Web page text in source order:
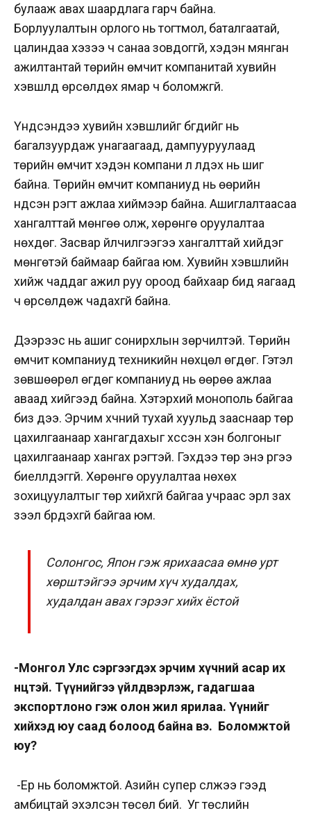
булааж авах шаардлага гарч байна.
Борлуулалтын орлого нь тогтмол, баталгаатай,
цалиндаа хэзээ ч санаа зовдоггүй, хэдэн мянган
ажилтантай төрийн өмчит компанитай хувийн
хэвшлүүд өрсөлдөх ямар ч боломжгүй.
Үндсэндээ хувийн хэвшлийг бүгдийг нь
багалзуурдаж унагаагаад, дампууруулаад
төрийн өмчит хэдэн компани л үлдэх нь шиг
байна. Төрийн өмчит компаниуд нь өөрийн
үндсэн үүрэгт ажлаа хиймээр байна. Ашиглалтаасаа
хангалттай мөнгөө олж, хөрөнгө оруулалтаа
нөхдөг. Засвар үйлчилгээгээ хангалттай хийдэг
мөнгөтэй баймаар байгаа юм. Хувийн хэвшлийн
хийж чаддаг ажил руу ороод байхаар бид яагаад
ч өрсөлдөж чадахгүй байна.
Дээрээс нь ашиг сонирхлын зөрчилтэй. Төрийн
өмчит компаниуд техникийн нөхцөл өгдөг. Гэтэл
зөвшөөрөл өгдөг компаниуд нь өөрөө ажлаа
аваад хийгээд байна. Хэтэрхий монополь байгаа
биз дээ. Эрчим хүчний тухай хуульд зааснаар төр
цахилгаанаар хангагдахыг хүссэн хэн болгоныг
цахилгаанаар хангах үүрэгтэй. Гэхдээ төр энэ үүргээ
биелүүлдэггүй. Хөрөнгө оруулалтаа нөхөх
зохицуулалтыг төр хийхгүй байгаа учраас эрүүл зах
зээл бүрдэхгүй байгаа юм.
Солонгос, Япон гэж ярихаасаа өмнө урт
хөрштэйгээ эрчим хүч худалдах,
худалдан авах гэрээг хийх ёстой
-Монгол Улс сэргээгдэх эрчим хүчний асар их
нөөцтэй. Түүнийгээ үйлдвэрлэж, гадагшаа
экспортлоно гэж олон жил ярилаа. Үүнийг
хийхэд юу саад болоод байна вэ. Боломжтой
юу?
-Ер нь боломжтой. Азийн супер сүлжээ гээд
амбицтай эхэлсэн төсөл бий. Уг төслийн